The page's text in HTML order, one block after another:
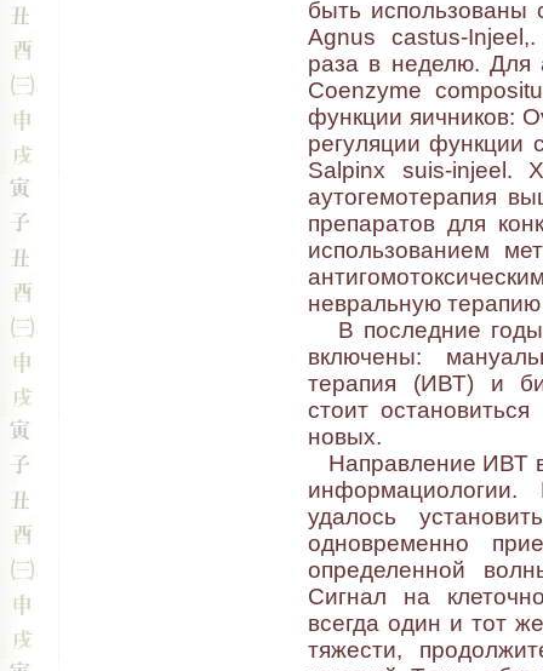
быть использованы
Agnus castus-
раза в неделю. Для
Coenzyme
функции яичников:
регуляции функции
Salpinx suis-injeel.
аутогемотерапия
препаратов для
использованием
невральную
В последние годы
включены:
терапия (ИВТ) и
стоит
новых.
Направление ИВТ
удалось
одновременно
определенной
Сигнал на
всегда один и тот
тяжести,